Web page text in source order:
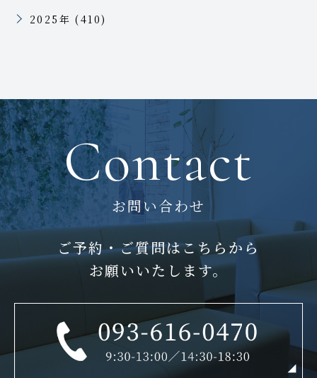
2025年 (410)
Contact
お問い合わせ
ご予約・ご質問はこちらから
お願いいたします。